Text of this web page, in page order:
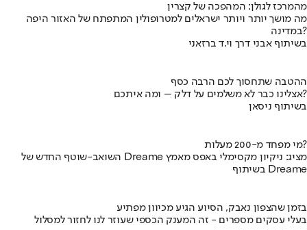
מהמרכז לגולן: המהפכה של קצרין
מה מושך יותר ויותר ישראלים למטרופולין המתפתח של האזור היפה
במדינה?
בשיתוף אבני דרך וי.ד ברזאני
ההטבה שתחסוך לכם הרבה כסף
אצלינו כבר לא משלמים על דלק – ומה איתכם?
בשיתוף ניסאן
מי מפחד מ-200 מעלות?
השואב-שוטף החדש של Dreame מציג: ניקיון מקסימלי באפס מאמץ
בשיתוף Dreame
בזמן שהצפון נאבק, הסיוע הגיע מכיוון מפתיע
בעלי עסקים מספרים - זה המענק הכספי שעוזר לנו לחזור למסלול